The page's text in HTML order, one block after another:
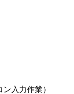
入力作業）